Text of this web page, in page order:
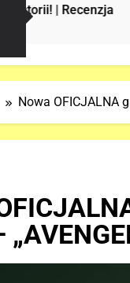
Analiza
2
Nowa OFICJALNA